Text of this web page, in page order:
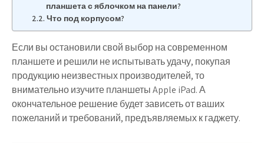
планшета с яблочком на панели?
Что под корпусом?
Если вы остановили свой выбор на современном
планшете и решили не испытывать удачу, покупая
продукцию неизвестных производителей, то
внимательно изучите планшеты Apple iPad. А
окончательное решение будет зависеть от ваших
пожеланий и требований, предъявляемых к гаджету.